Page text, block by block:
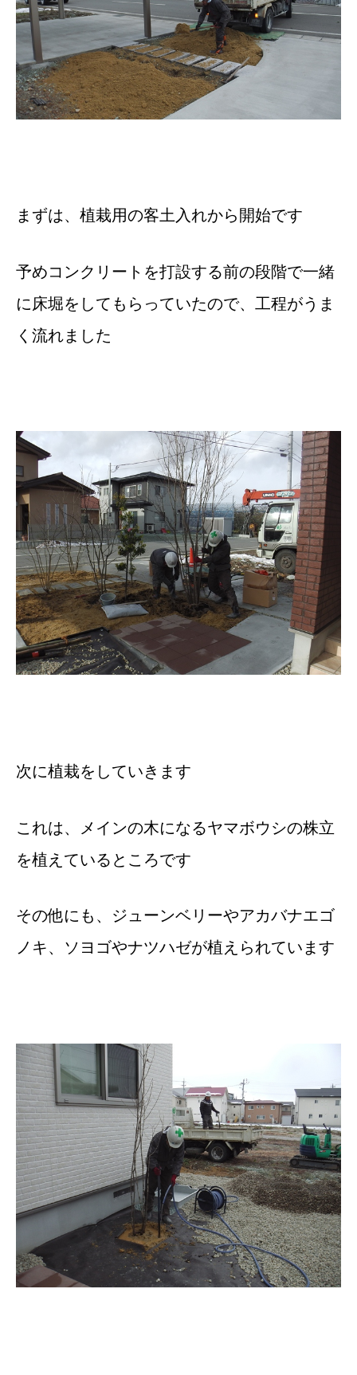
まずは、植栽用の客土入れから開始です
予めコンクリートを打設する前の段階で一緒
に床堀をしてもらっていたので、工程がうま
く流れました
次に植栽をしていきます
これは、メインの木になるヤマボウシの株立
を植えているところです
その他にも、ジューンベリーやアカバナエゴ
ノキ、ソヨゴやナツハゼが植えられています